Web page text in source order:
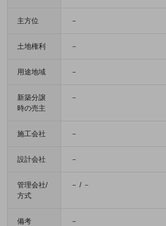
主方位 －
土地権利 －
用途地域 －
新築分譲
時の売主
－
施工会社 －
設計会社 －
管理会社/
方式
－ / －
備考 －